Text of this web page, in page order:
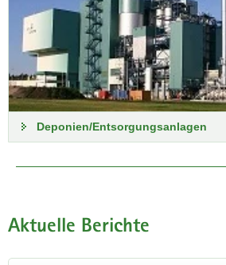
Deponien/Entsorgungsanlagen
Aktuelle Berichte